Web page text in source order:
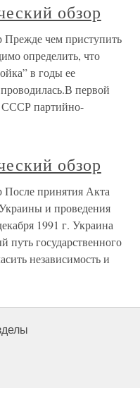
обзор
Прежде чем приступить
определить, что
в годы ее
первой
СССР партийно-
обзор
принятия Акта
и проведения
1991 г. Украина
путь государственного
независимость и